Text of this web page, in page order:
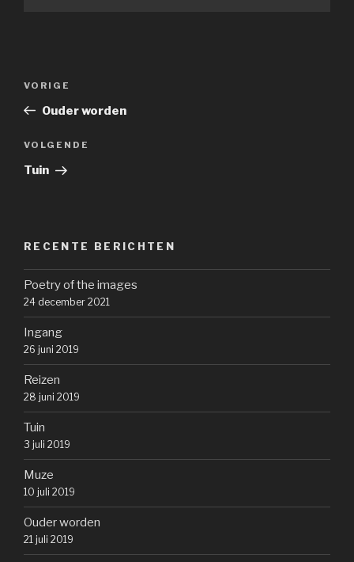
Vorig
bericht
VORIGE
Ouder worden
Volgend
bericht
VOLGENDE
Tuin
RECENTE BERICHTEN
Poetry of the images
24 december 2021
Ingang
26 juni 2019
Reizen
28 juni 2019
Tuin
3 juli 2019
Muze
10 juli 2019
Ouder worden
21 juli 2019